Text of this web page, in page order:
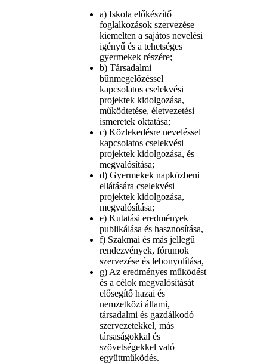
a) Iskola előkészítő
foglalkozások szervezése
kiemelten a sajátos nevelési
igényű és a tehetséges
gyermekek részére;
b) Társadalmi
bűnmegelőzéssel
kapcsolatos cselekvési
projektek kidolgozása,
működtetése, életvezetési
ismeretek oktatása;
c) Közlekedésre neveléssel
kapcsolatos cselekvési
projektek kidolgozása, és
megvalósítása;
d) Gyermekek napközbeni
ellátására cselekvési
projektek kidolgozása,
megvalósítása;
e) Kutatási eredmények
publikálása és hasznosítása,
f) Szakmai és más jellegű
rendezvények, fórumok
szervezése és lebonyolítása,
g) Az eredményes működést
és a célok megvalósítását
elősegítő hazai és
nemzetközi állami,
társadalmi és gazdálkodó
szervezetekkel, más
társaságokkal és
szövetségekkel való
együttműködés.